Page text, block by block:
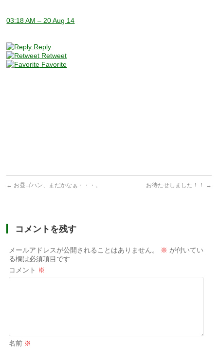
03:18 AM – 20 Aug 14
Reply
Retweet
Favorite
← お昼ゴハン、まだかなぁ・・・。 お待たせしました！！ →
コメントを残す
メールアドレスが公開されることはありません。 ※ が付いてい
る欄は必須項目です
コメント ※
名前 ※